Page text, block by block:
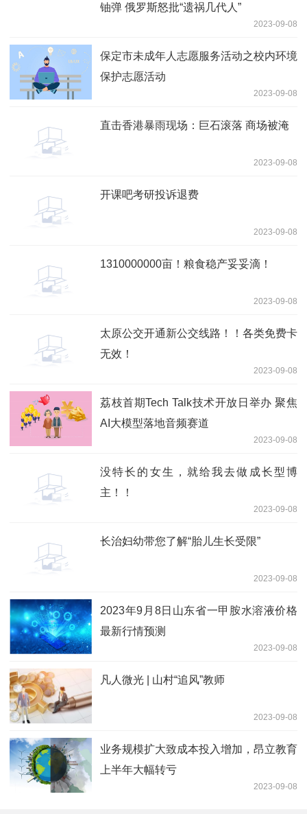
铀弹 俄罗斯怒批“遗祸几代人”
2023-09-08
保定市未成年人志愿服务活动之校内环境
保护志愿活动
2023-09-08
直击香港暴雨现场：巨石滚落 商场被淹
2023-09-08
开课吧考研投诉退费
2023-09-08
1310000000亩！粮食稳产妥妥滴！
2023-09-08
太原公交开通新公交线路！！各类免费卡
无效！
2023-09-08
荔枝首期Tech Talk技术开放日举办 聚焦
AI大模型落地音频赛道
2023-09-08
没特长的女生，就给我去做成长型博
主！！
2023-09-08
长治妇幼带您了解“胎儿生长受限”
2023-09-08
2023年9月8日山东省一甲胺水溶液价格
最新行情预测
2023-09-08
凡人微光 | 山村“追风”教师
2023-09-08
业务规模扩大致成本投入增加，昂立教育
上半年大幅转亏
2023-09-08